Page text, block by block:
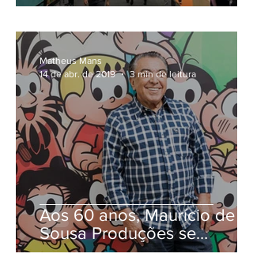
Aos 60 anos, Maurício de
Sousa Produções se
universaliza
Matheus Mans
14 de abr. de 2019
3 min de leitura